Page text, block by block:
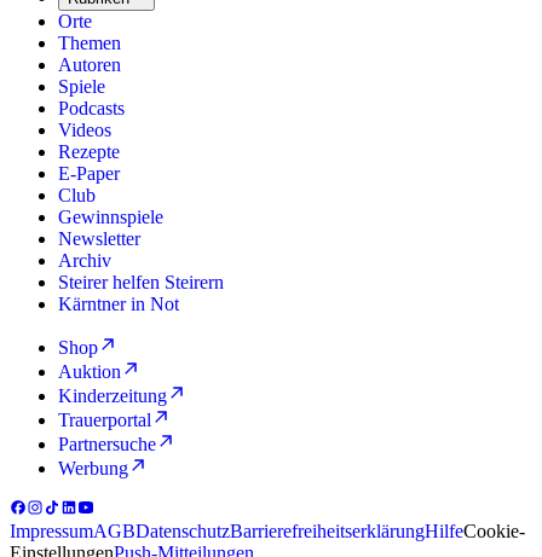
Orte
Themen
Autoren
Spiele
Podcasts
Videos
Rezepte
E-Paper
Club
Gewinnspiele
Newsletter
Archiv
Steirer helfen Steirern
Kärntner in Not
Shop
Auktion
Kinderzeitung
Trauerportal
Partnersuche
Werbung
ImpressumAGBDatenschutzBarrierefreiheitserklärungHilfeCookie-
EinstellungenPush-Mitteilungen